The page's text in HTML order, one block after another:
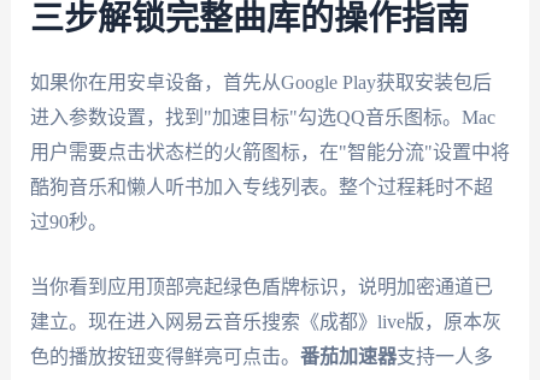
三步解锁完整曲库的操作指南
如果你在用安卓设备，首先从Google Play获取安装包后
进入参数设置，找到"加速目标"勾选QQ音乐图标。Mac
用户需要点击状态栏的火箭图标，在"智能分流"设置中将
酷狗音乐和懒人听书加入专线列表。整个过程耗时不超
过90秒。
当你看到应用顶部亮起绿色盾牌标识，说明加密通道已
建立。现在进入网易云音乐搜索《成都》live版，原本灰
色的播放按钮变得鲜亮可点击。 番茄加速器支持一人多